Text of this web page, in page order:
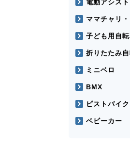
電動アシス
ママチャリ
子ども用自
折りたたみ
ミニベロ
BMX
ピストバイク
ベビーカー